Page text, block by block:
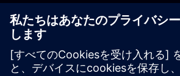
PLM製品のお問い合わせ
EDA製品のお問い合わせ
世界各地の事業拠点